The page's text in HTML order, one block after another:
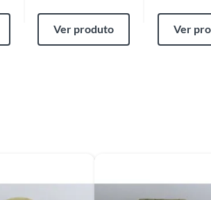
Ver produto Ver